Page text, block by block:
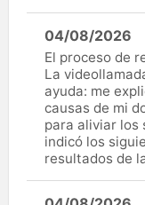
04/08/2026
El proceso de
La
ayuda: me
causas de mi
para aliviar los
indicó los
resultados de